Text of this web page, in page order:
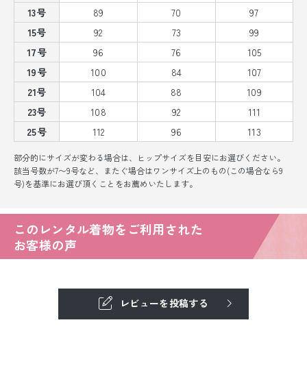
13号
89 70
97
15号
92 73
99
17号
96 76
105
19号
100 84
107
21号
104 88
109
23号
108 92
111
25号
112 96 113
部分的にサイズが変わる場合は、ヒップサイズを目安にお選びください。
該当号数が7〜9号など、またぐ場合はワンサイズ上のもの(この場合なら9
号)を基準にお選び頂くことをお薦めいたします。
このレンタル着物をご利用された
お客様の声
レビューを投稿する